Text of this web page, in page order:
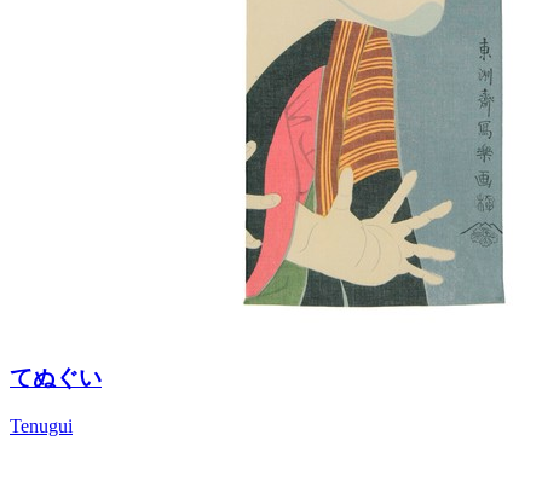
てぬぐい
Tenugui